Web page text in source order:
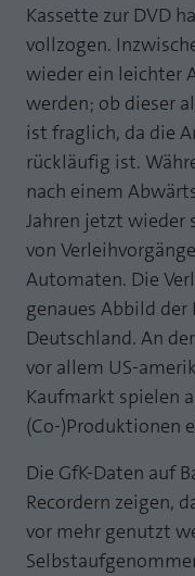
Kassette zur DVD
vollzogen.
wieder ein leichter
werden; ob dieser
ist fraglich, da die
rückläufig ist.
nach einem
Jahren jetzt wieder
von
Automaten. Die
genaues Abbild
Deutschland. An
vor allem US-
Kaufmarkt spielen
(Co-)Produktionen
Die GfK-Daten auf
Recordern zeigen,
vor mehr genutzt